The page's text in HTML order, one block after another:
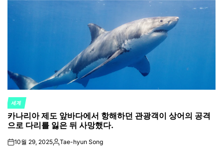
POSTED
IN
세계
카나리아 제도 앞바다에서 항해하던 관광객이 상어의 공격
으로 다리를 잃은 뒤 사망했다.
on10월 29, 2025Posted
Tae-hyun Song